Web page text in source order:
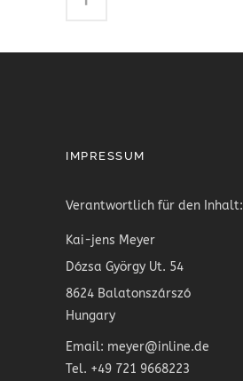
IMPRESSUM
Verantwortlich für den Inhalt:
Kai-jens Meyer
Dózsa György Ut. 54
8624 Balatonszárszó
Hungary
Email: meyer@inline.de
Tel. +49 721 9668223